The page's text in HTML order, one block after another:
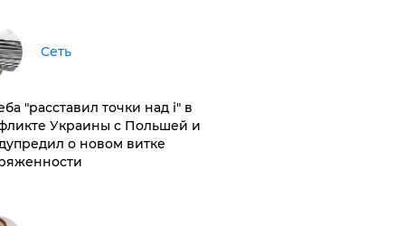
Сеть
"расставил точки над і" в
Украины с Польшей и
о новом витке